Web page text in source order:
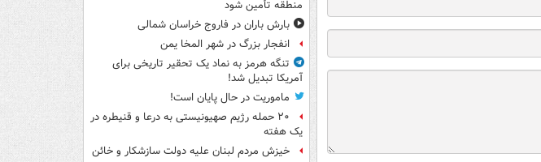
منطقه تأمین شود
بارش باران در فاروج خراسان شمالی
انفجار بزرگ در شهر المخا یمن
تنگه هرمز به نماد یک تحقیر تاریخی برای
آمریکا تبدیل شد!
ماموریت در حال پایان است!
۲۰ حمله رژیم صهیونیستی به درعا و قنیطره در
یک هفته
خیزش مردم لبنان علیه دولت سازشکار و خائن